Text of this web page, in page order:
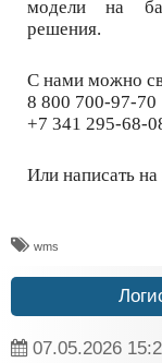
модели на
решения.
С нами можно
8 800 700-97-70
+7 341 295-68-
Или написать
wms
07.05.2026